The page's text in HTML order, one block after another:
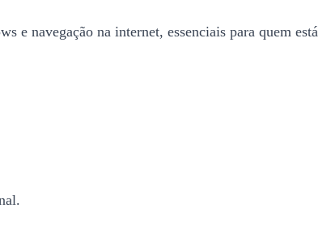
e navegação na internet, essenciais para quem está